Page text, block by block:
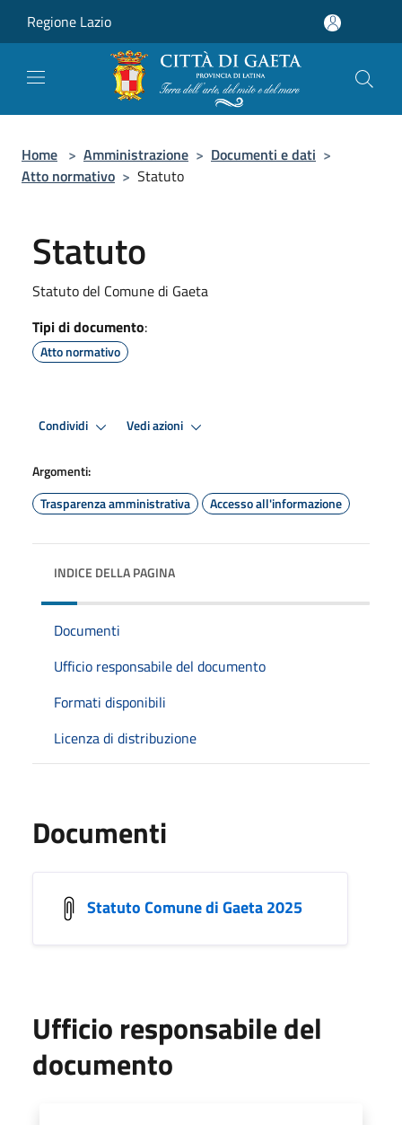
Regione Lazio
Home > Amministrazione > Documenti e dati >
Atto normativo > Statuto
Statuto
Statuto del Comune di Gaeta
Tipi di documento:
Atto normativo
Condividi Vedi azioni
Argomenti:
Trasparenza amministrativa
Accesso all'informazione
INDICE DELLA PAGINA
Documenti
Ufficio responsabile del documento
Formati disponibili
Licenza di distribuzione
Documenti
Statuto Comune di Gaeta 2025
Ufficio responsabile del
documento